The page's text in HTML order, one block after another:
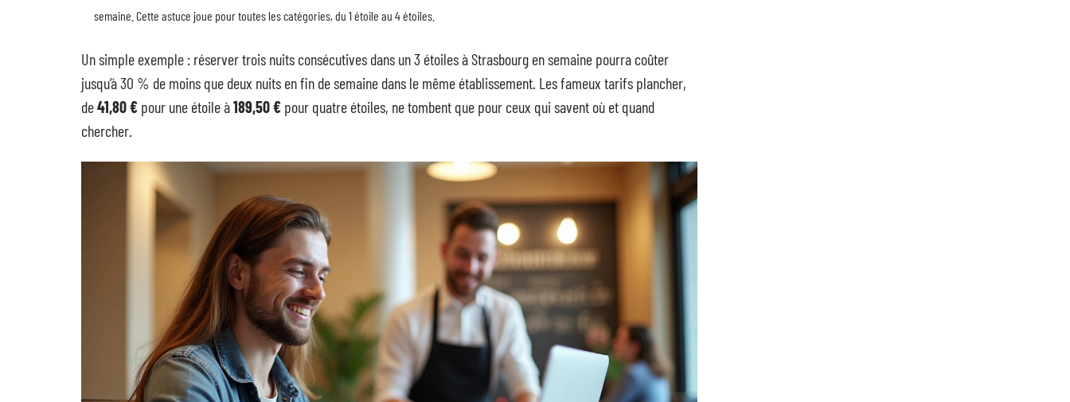
semaine. Cette astuce joue pour toutes les catégories, du 1 étoile au 4 étoiles.
Un simple exemple : réserver trois nuits consécutives dans un 3 étoiles à Strasbourg en semaine pourra coûter
jusqu’à 30 % de moins que deux nuits en fin de semaine dans le même établissement. Les fameux tarifs plancher,
de41,80 € pour une étoile à189,50 € pour quatre étoiles, ne tombent que pour ceux qui savent où et quand
chercher.